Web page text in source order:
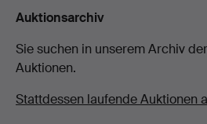
Auktionsarchiv
Sie suchen in unserem Archiv
Auktionen.
Stattdessen laufende Auktionen